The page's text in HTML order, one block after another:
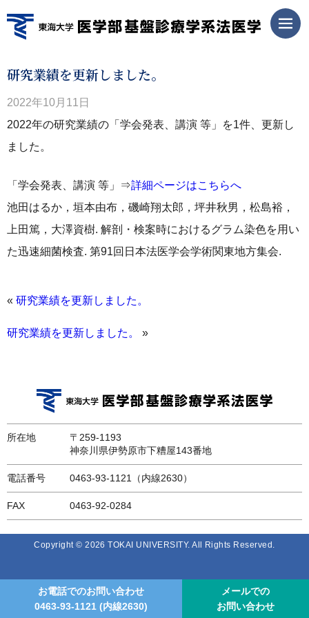
研究業績を更新しました。
2022年10月11日
2022年の研究業績の「学会発表、講演 等」を1件、更新し
ました。
「学会発表、講演 等」⇒詳細ページはこちらへ
池田はるか，垣本由布，磯崎翔太郎，坪井秋男，松島裕，
上田篤，大澤資樹. 解剖・検案時におけるグラム染色を用い
た迅速細菌検査. 第91回日本法医学会学術関東地方集会.
« 研究業績を更新しました。
研究業績を更新しました。 »
所在地
〒259-1193
神奈川県伊勢原市下糟屋143番地
電話番号 0463-93-1121（内線2630）
FAX 0463-92-0284
お電話でのお問い合わせ
0463-93-1121 (内線2630)
メールでの
お問い合わせ
Copyright © 2026 TOKAI UNIVERSITY. All Rights Reserved.